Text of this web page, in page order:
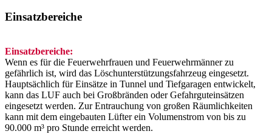
Einsatzbereiche
Einsatzbereiche:
Wenn es für die Feuerwehrfrauen und Feuerwehrmänner zu
gefährlich ist, wird das Löschunterstützungsfahrzeug eingesetzt.
Hauptsächlich für Einsätze in Tunnel und Tiefgaragen entwickelt,
kann das LUF auch bei Großbränden oder Gefahrguteinsätzen
eingesetzt werden. Zur Entrauchung von großen Räumlichkeiten
kann mit dem eingebauten Lüfter ein Volumenstrom von bis zu
90.000 m³ pro Stunde erreicht werden.